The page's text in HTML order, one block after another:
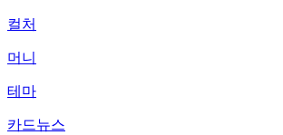
컬처
머니
테마
카드뉴스